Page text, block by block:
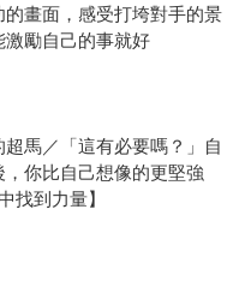
畫面，感受打垮對手的景
勵自己的事就好
馬／「這有必要嗎？」自
你比自己想像的更堅強
找到力量】